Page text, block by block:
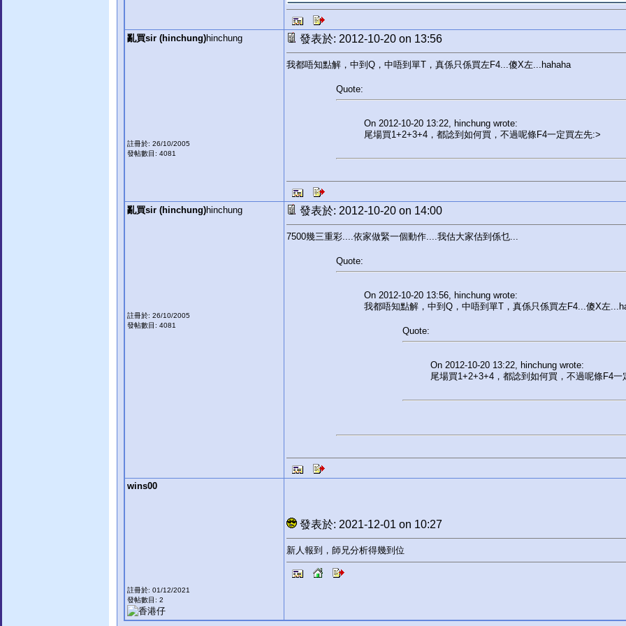
亂買sir (hinchung)hinchung
註冊於: 26/10/2005
發帖數目: 4081
發表於: 2012-10-20 on 13:56
我都唔知點解，中到Q，中唔到單T，真係只係買左F4...傻X左...hahaha
Quote:
On 2012-10-20 13:22, hinchung wrote:
尾場買1+2+3+4，都諗到如何買，不過呢條F4一定買左先:>
亂買sir (hinchung)hinchung
註冊於: 26/10/2005
發帖數目: 4081
發表於: 2012-10-20 on 14:00
7500幾三重彩....依家做緊一個動作....我估大家估到係乜...
Quote:
On 2012-10-20 13:56, hinchung wrote:
我都唔知點解，中到Q，中唔到單T，真係只係買左F4...傻X左
Quote:
On 2012-10-20 13:22, hinchung wrote:
尾場買1+2+3+4，都諗到如何買，不過呢條F4一
wins00
註冊於: 01/12/2021
發帖數目: 2
發表於: 2021-12-01 on 10:27
新人報到，師兄分析得幾到位